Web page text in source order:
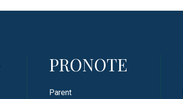
PRONOTE
Parent